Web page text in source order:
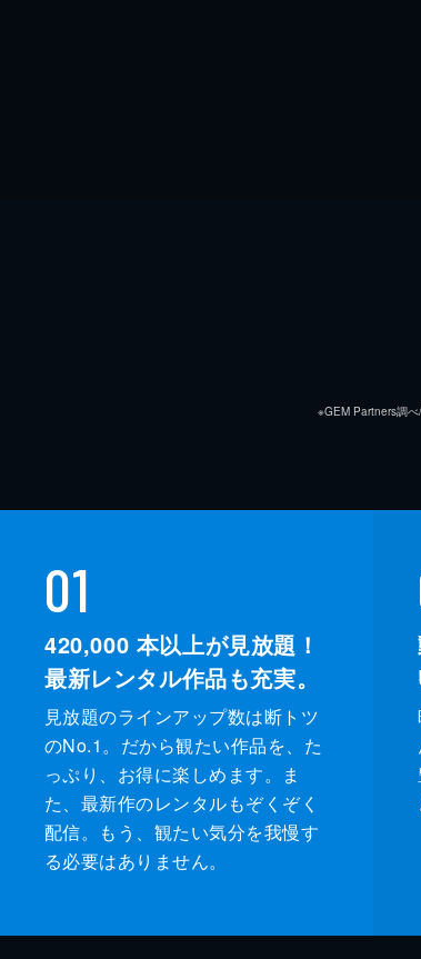
※GEM Partners調べ
01
420,000 本以上が見放題！
最新レンタル作品も充実。
見放題のラインアップ数は断トツ
のNo.1。だから観たい作品を、た
っぷり、お得に楽しめます。ま
た、最新作のレンタルもぞくぞく
配信。もう、観たい気分を我慢す
る必要はありません。